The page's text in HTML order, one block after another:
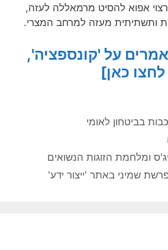
אפוא להסיט מרמאללה לעזה,
ותשתיתית מעזה למרחב המצרי.
על 'קונספציה',
לחצו כאן]
בביטחון לאומי
ומלחמת הזוגות הנשואים
שמיני באתר 'ייצור ידע'